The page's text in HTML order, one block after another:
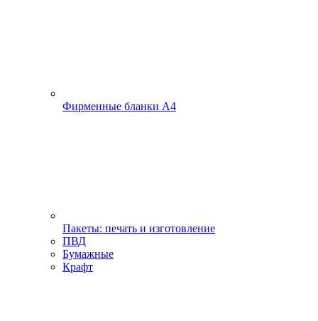
Фирменные бланки А4
Пакеты: печать и изготовление
ПВД
Бумажные
Крафт